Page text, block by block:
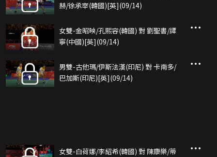
赫/徐承宰(韓國)[英](09/14)
女雙-金昭映/孔熙容(韓國) 對 劉聖書/譚
寧(中國)[英](09/14)
男雙-古他瑪/伊斯法漢(印尼) 對 卡南多/
巴加斯(印尼)[英](09/14)
女雙-白荷娜/李紹希(韓國) 對 陳康樂/蒂